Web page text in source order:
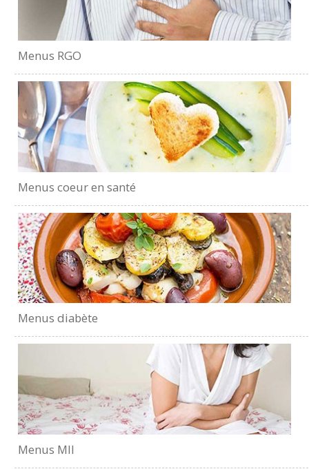
Menus RGO
Menus coeur en santé
Menus diabète
Menus MII